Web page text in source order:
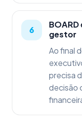
gestor
Ao final
precisa
decisão